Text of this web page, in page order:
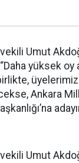
Umut
yüksek oy
Ankara
Umut